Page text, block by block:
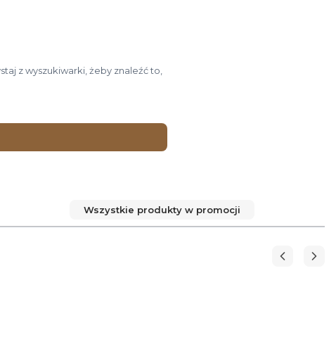
z wyszukiwarki, żeby znaleźć to,
Wszystkie produkty w promocji